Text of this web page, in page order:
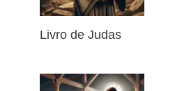
Livro de Judas